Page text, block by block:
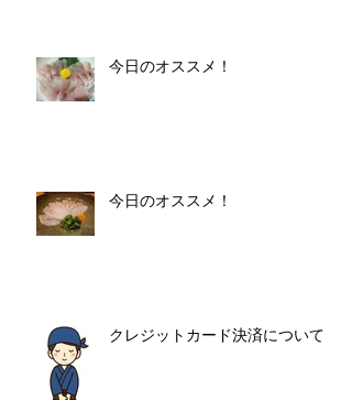
今日のオススメ！
今日のオススメ！
クレジットカード決済について